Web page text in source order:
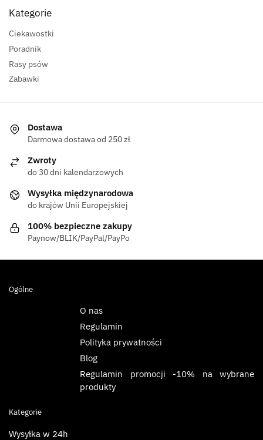
Kategorie
Ciekawostki
Poradnik
Rasy psów
Zabawki
Dostawa
Darmowa dostawa od 250 zł
Zwroty
do 30 dni kalendarzowych
Wysyłka międzynarodowa
do krajów Unii Europejskiej
100% bezpieczne zakupy
Paynow/BLIK/PayPal/PayPo
Ogólne
O nas
Regulamin
Polityka prywatności
Blog
Regulamin promocji -10% na wybrane
produkty
Kategorie
Wysyłka w 24h